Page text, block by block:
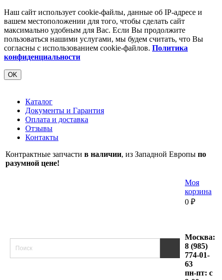
Наш сайт использует cookie-файлы, данные об IP-адресе и
вашем местоположении для того, чтобы сделать сайт
максимально удобным для Вас. Если Вы продолжите
пользоваться нашими услугами, мы будем считать, что Вы
согласны с использованием cookie-файлов. Политика
конфиденциальности
OK
Каталог
Документы и Гарантия
Оплата и доставка
Отзывы
Контакты
Контрактные запчасти в наличии, из Западной Европы по
разумной цене!
Моя
корзина
0 ₽
Москва:
8 (985)
774-01-
63
пн-пт: с